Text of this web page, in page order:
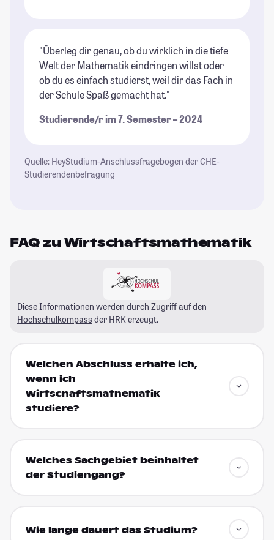
"Überleg dir genau, ob du wirklich in die tiefe
Welt der Mathematik eindringen willst oder
ob du es einfach studierst, weil dir das Fach in
der Schule Spaß gemacht hat."
Studierende/r im 7. Semester – 2024
Quelle: HeyStudium-Anschlussfragebogen der CHE-
Studierendenbefragung
FAQ zu Wirtschaftsmathematik
Diese Informationen werden durch Zugriff auf den
Hochschulkompass der HRK erzeugt.
Welchen Abschluss erhalte ich,
wenn ich
Wirtschaftsmathematik
studiere?
Welches Sachgebiet beinhaltet
der Studiengang?
Wie lange dauert das Studium?